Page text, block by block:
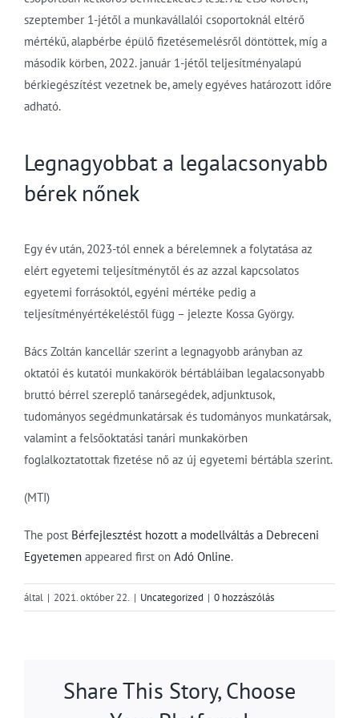
szeptember 1-jétől a munkavállalói csoportoknál eltérő
mértékű, alapbérbe épülő fizetésemelésről döntöttek, míg a
második körben, 2022. január 1-jétől teljesítményalapú
bérkiegészítést vezetnek be, amely egyéves határozott időre
adható.
Legnagyobbat a legalacsonyabb
bérek nőnek
Egy év után, 2023-tól ennek a bérelemnek a folytatása az
elért egyetemi teljesítménytől és az azzal kapcsolatos
egyetemi forrásoktól, egyéni mértéke pedig a
teljesítményértékeléstől függ – jelezte Kossa György.
Bács Zoltán kancellár szerint a legnagyobb arányban az
oktatói és kutatói munkakörök bértábláiban legalacsonyabb
bruttó bérrel szereplő tanársegédek, adjunktusok,
tudományos segédmunkatársak és tudományos munkatársak,
valamint a felsőoktatási tanári munkakörben
foglalkoztatottak fizetése nő az új egyetemi bértábla szerint.
(MTI)
The post Bérfejlesztést hozott a modellváltás a Debreceni
Egyetemen appeared first on Adó Online.
által | 2021. október 22. | Uncategorized | 0 hozzászólás
Share This Story, Choose